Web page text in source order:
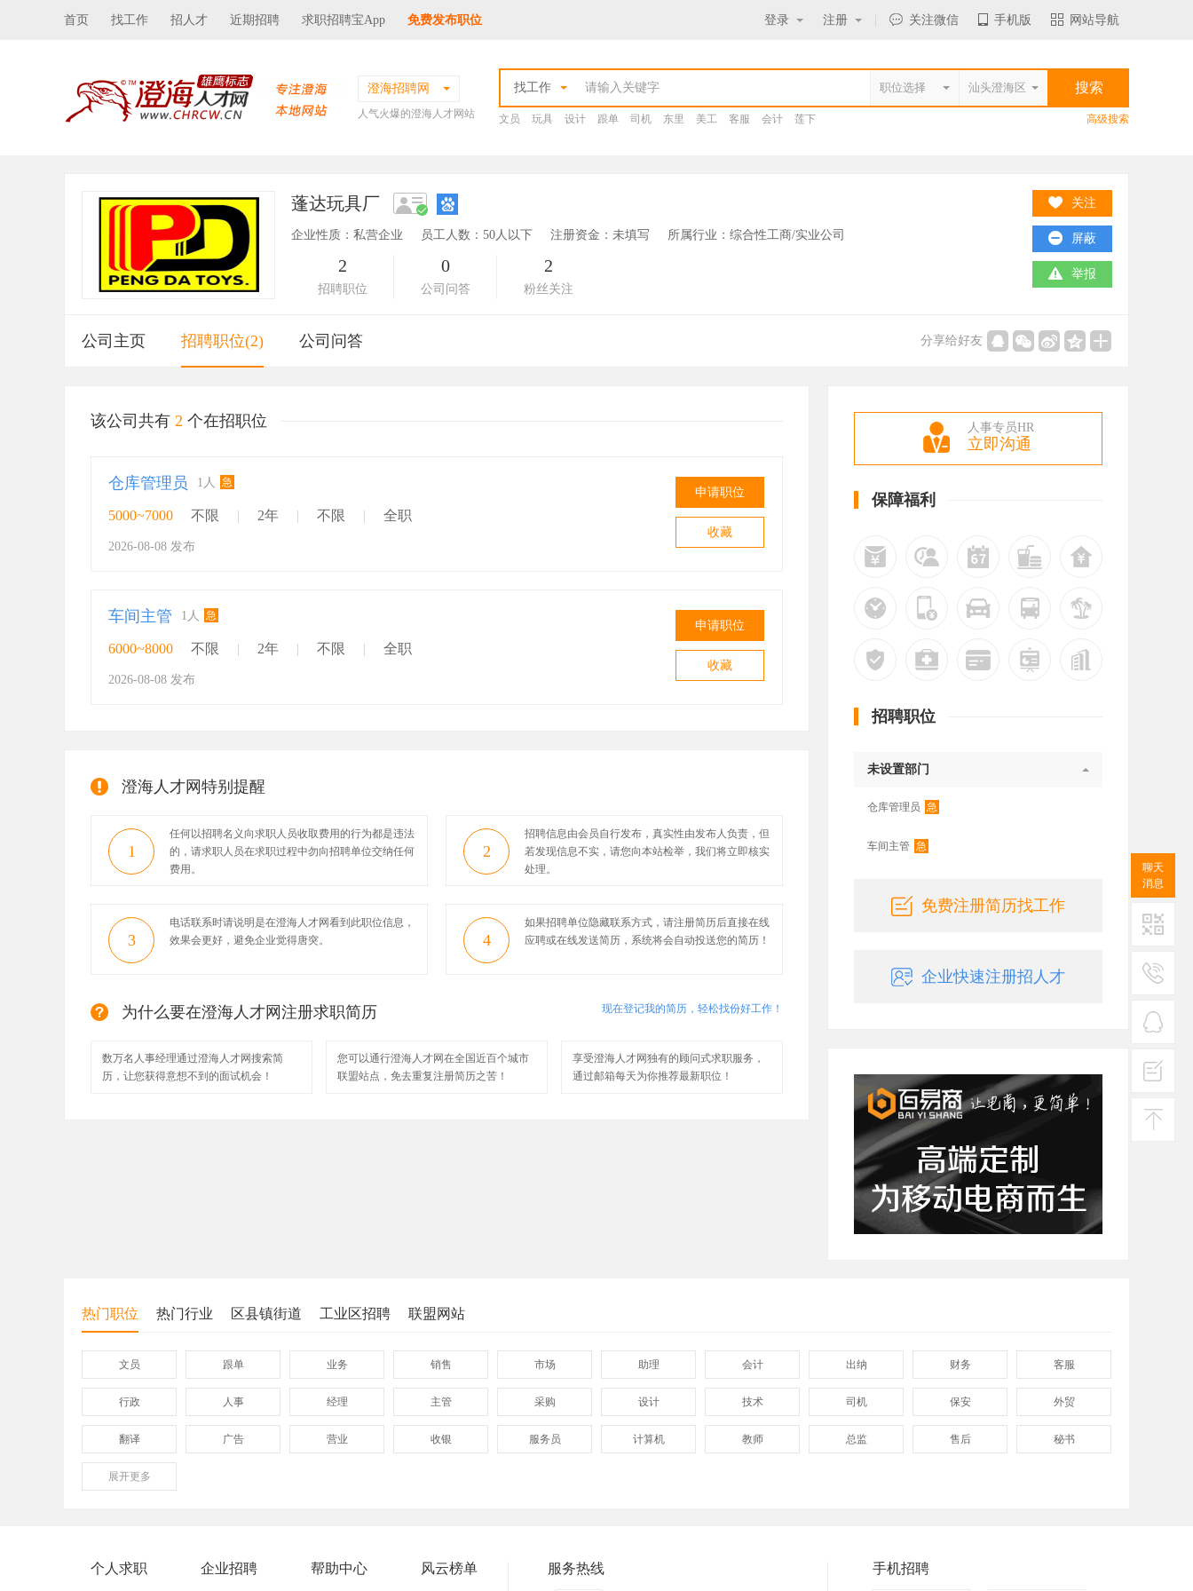
首页 找工作 招人才 近期招聘 求职招聘宝App 免费发布职位 登录 注册 关注微信 手机版 网站导航
澄海招聘网
人气火爆的澄海人才网站
找工作
文员 玩具 设计 跟单 司机 东里 美工 客服 会计 莲下 高级搜索
蓬达玩具厂
企业性质：私营企业 员工人数：50人以下 注册资金：未填写 所属行业：综合性工商/实业公司
2
招聘职位
0
公司问答
2
粉丝关注
关注
屏蔽
举报
公司主页 招聘职位(2) 公司问答 分享给好友
该公司共有 2 个在招职位
仓库管理员 1人 急
5000~7000 不限 | 2年 | 不限 | 全职
2026-08-08 发布
申请职位
收藏
车间主管 1人 急
6000~8000 不限 | 2年 | 不限 | 全职
2026-08-08 发布
申请职位
收藏
澄海人才网特别提醒
1
任何以招聘名义向求职人员收取费用的行为都是违法
的，请求职人员在求职过程中勿向招聘单位交纳任何
费用。
2
招聘信息由会员自行发布，真实性由发布人负责，但
若发现信息不实，请您向本站检举，我们将立即核实
处理。
3
电话联系时请说明是在澄海人才网看到此职位信息，
效果会更好，避免企业觉得唐突。
4
如果招聘单位隐藏联系方式，请注册简历后直接在线
应聘或在线发送简历，系统将会自动投送您的简历！
为什么要在澄海人才网注册求职简历 现在登记我的简历，轻松找份好工作！
数万名人事经理通过澄海人才网搜索简
历，让您获得意想不到的面试机会！
您可以通行澄海人才网在全国近百个城市
联盟站点，免去重复注册简历之苦！
享受澄海人才网独有的顾问式求职服务，
通过邮箱每天为你推荐最新职位！
人事专员HR
立即沟通
保障福利
招聘职位
未设置部门
仓库管理员 急
车间主管 急
免费注册简历找工作
企业快速注册招人才
热门职位 热门行业 区县镇街道 工业区招聘 联盟网站
文员 跟单 业务 销售 市场 助理 会计 出纳 财务 客服
行政 人事 经理 主管 采购 设计 技术 司机 保安 外贸
翻译 广告 营业 收银 服务员 计算机 教师 总监 售后 秘书
保险
展开更多
个人求职 企业招聘 帮助中心 风云榜单 服务热线 手机招聘
聊天
消息
二维码
热线
客服
建议